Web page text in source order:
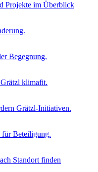
Projekte im Überblick
Begegnung.
klimafit.
Grätzl-Initiativen.
für Beteiligung.
Standort finden